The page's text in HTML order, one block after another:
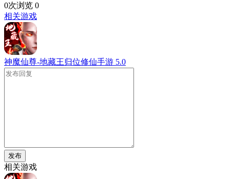
0次浏览 0
相关游戏
神魔仙尊-地藏王归位修仙手游 5.0
发布
相关游戏